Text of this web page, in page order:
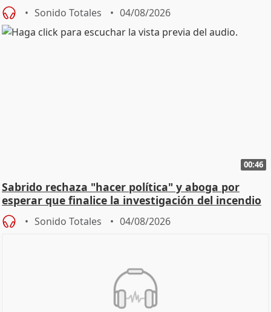
Sonido Totales 04/08/2026
00:46
Sabrido rechaza "hacer política" y aboga por
esperar que finalice la investigación del incendio
Sonido Totales 04/08/2026